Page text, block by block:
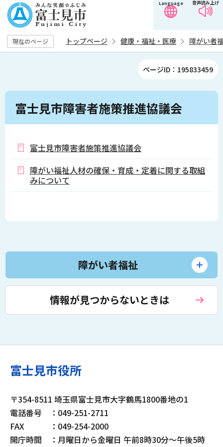
の
ペ
ー
す
音声読み上げ
Language
現在のページ トップページ 健康・福祉・医療 障がい者
ページID：195833459
本
富士見市障害者施策推進協議会
富士見市障害者施策推進協議会
障がい福祉人材の確保・育成・定着に関する取組
みについて
障がい者福祉
情報が見つからないときは
富士見市役所
〒354-8511 埼玉県富士見市大字鶴馬1800番地の1
電話番号
：049-251-2711
FAX
：049-254-2000
開庁時間
：月曜日から金曜日 午前8時30分～午後5時